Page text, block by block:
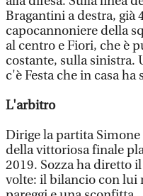
Bragantini a destra, già
capocannoniere della
al centro e Fiori, che è
costante, sulla sinistra.
c'è Festa che in casa
L'arbitro
Dirige la partita
della vittoriosa finale
2019. Sozza ha diretto
volte: il bilancio con lui